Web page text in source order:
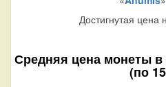
Достигнутая цена
Средняя цена монеты в
(по